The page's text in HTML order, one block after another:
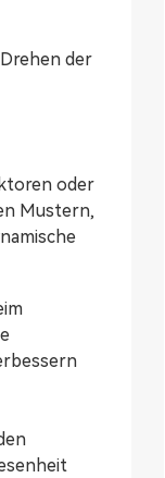
der
oder
Mustern,